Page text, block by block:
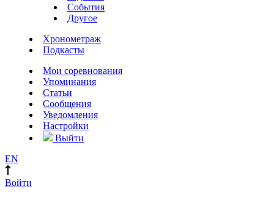
События
Другое
Хронометраж
Подкасты
Мои соревнования
Упоминания
Статьи
Сообщения
Уведомления
Настройки
Выйти
EN
Войти